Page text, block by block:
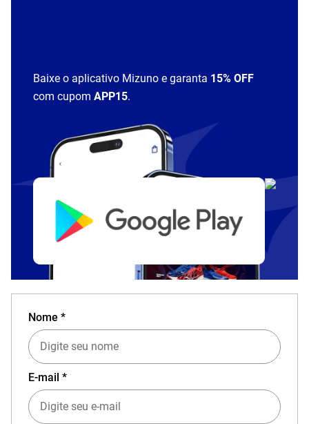
Baixe o aplicativo Mizuno e garanta 15% OFF
com cupom APP15.
Nome *
E-mail *